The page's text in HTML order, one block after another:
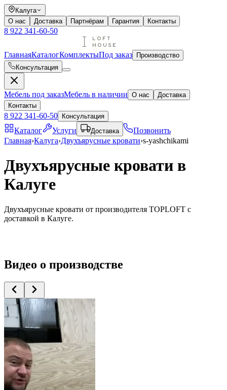
Калуга
О нас
Доставка Партнёрам Гарантия Контакты
8 922 341-60-50
ГлавнаяКаталогКомплектыПод заказ
Производство
Консультация
Мебель под заказМебель в наличии О нас
Доставка
Контакты
8 922 341-60-50 Консультация
Каталог Услуги Доставка
Позвонить
Главная›Калуга›Двухъярусные кровати›s-yashchikami
Двухъярусные кровати в
Калуге
Двухъярусные кровати от производителя TOPLOFT с
доставкой в Калуге.
Видео о производстве